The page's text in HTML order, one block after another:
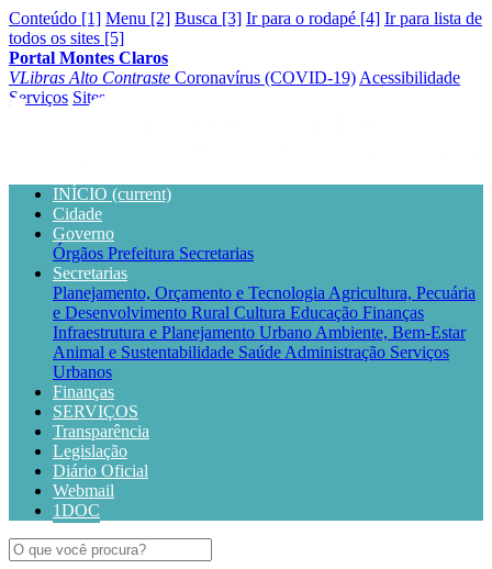
Conteúdo [1] Menu [2] Busca [3] Ir para o rodapé [4] Ir para lista de
todos os sites [5]
Portal Montes Claros
VLibras Alto Contraste Coronavírus (COVID-19) Acessibilidade
Serviços Sites
INÍCIO (current)
Cidade
Governo
Órgãos Prefeitura Secretarias
Secretarias
Planejamento, Orçamento e Tecnologia Agricultura, Pecuária
e Desenvolvimento Rural Cultura Educação Finanças
Infraestrutura e Planejamento Urbano Ambiente, Bem-Estar
Animal e Sustentabilidade Saúde Administração Serviços
Urbanos
Finanças
SERVIÇOS
Transparência
Legislação
Diário Oficial
Webmail
1DOC